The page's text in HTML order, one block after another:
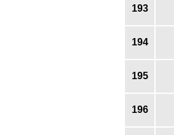
193
194
195
196